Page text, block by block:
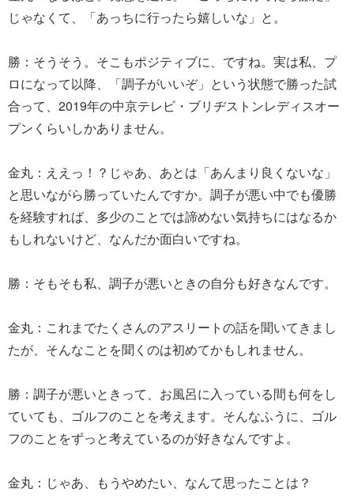
じゃなくて、「あっちに行ったら嬉しいな」と。
勝：そうそう。そこもポジティブに、ですね。実は私、プ
ロになって以降、「調子がいいぞ」という状態で勝った試
合って、2019年の中京テレビ・ブリヂストンレディスオー
プンくらいしかありません。
金丸：ええっ！？じゃあ、あとは「あんまり良くないな」
と思いながら勝っていたんですか。調子が悪い中でも優勝
を経験すれば、多少のことでは諦めない気持ちにはなるか
もしれないけど、なんだか面白いですね。
勝：そもそも私、調子が悪いときの自分も好きなんです。
金丸：これまでたくさんのアスリートの話を聞いてきまし
たが、そんなことを聞くのは初めてかもしれません。
勝：調子が悪いときって、お風呂に入っている間も何をし
ていても、ゴルフのことを考えます。そんなふうに、ゴル
フのことをずっと考えているのが好きなんですよ。
金丸：じゃあ、もうやめたい、なんて思ったことは？